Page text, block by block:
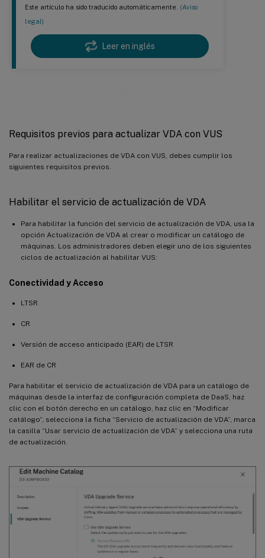
Este artículo ha sido traducido automáticamente. (Aviso
legal)
Leer en inglés
Requisitos previos para actualizar VDA con VUS
Para realizar actualizaciones de VDA con VUS, debes cumplir los
siguientes requisitos previos.
Habilitar el servicio de actualización de VDA
Para habilitar la función del servicio de actualización de VDA, usa la
opción Actualización de VDA al crear o modificar un catálogo de
máquinas. Los administradores deben elegir uno de los siguientes
ciclos de actualización al habilitar VUS:
Conectividad y Acceso
LTSR
CR
Versión de acceso anticipado (EAR) de LTSR
EAR de CR
Para habilitar el servicio de actualización de VDA para un catálogo de
máquinas desde la interfaz de configuración completa de DaaS, haz
clic con el botón derecho en un catálogo, haz clic en “Modificar
catálogo”, selecciona la ficha “Servicio de actualización de VDA”, marca
la casilla “Usar servicio de actualización de VDA” y selecciona una ruta
de actualización.